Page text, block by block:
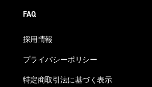
FAQ
採用情報
プライバシーポリシー
特定商取引法に基づく表示